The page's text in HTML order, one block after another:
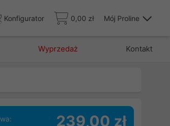
Konfigurator 0,00 zł Mój Proline
Wyprzedaż Kontakt
239,00 zł